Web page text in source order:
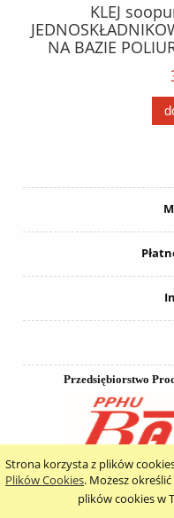
Strona korzysta z plików
Plików Cookies. Możesz
plików cookies w
KLEJ
NA BAZIE
karton 20 szt. /
Przedsiębiorstwo
ul.
97-